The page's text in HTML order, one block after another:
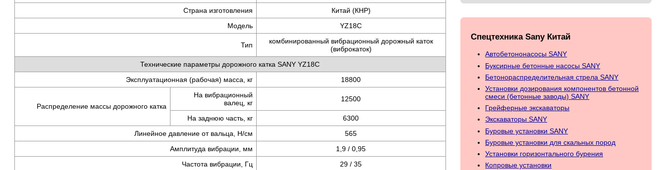
Страна изготовления
Китай (КНР)
Модель
YZ18C
Тип
комбинированный вибрационный дорожный каток
(виброкаток)
Технические параметры дорожного катка SANY YZ18C
Эксплуатационная (рабочая) масса, кг
18800
Распределение массы дорожного катка
На вибрационный
валец, кг
12500
На заднюю часть, кг
6300
Линейное давление от вальца, Н/см
565
Амплитуда вибрации, мм
1,9 / 0,95
Частота вибрации, Гц
29 / 35
Спецтехника Sany Китай
Автобетононасосы SANY
Буксирные бетонные насосы SANY
Бетонораспределительная стрела SANY
Установки дозирования компонентов бетонной
смеси (бетонные заводы) SANY
Грейферные экскаваторы
Экскаваторы SANY
Буровые установки SANY
Буровые установки для скальных пород
Установки горизонтального бурения
Копровые установки